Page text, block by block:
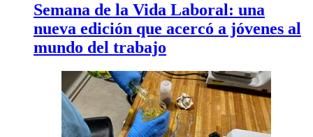
Semana de la Vida Laboral: una
nueva edición que acercó a jóvenes al
mundo del trabajo